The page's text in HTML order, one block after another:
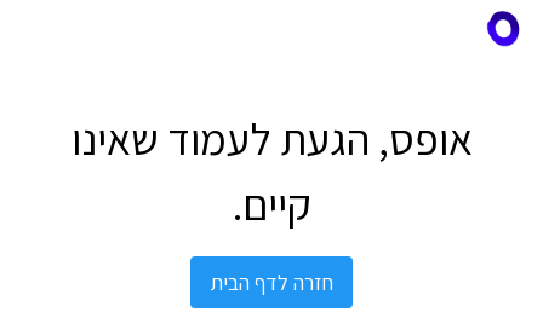
אופס, הגעת לעמוד שאינו
קיים.
חזרה לדף הבית